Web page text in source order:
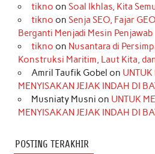
b
o
k
a
r
a
m
o
k
e
r
e
s
t
e
d
I
n
tikno on Soal Ikhlas, Kita
tikno on Senja SEO, Fajar
Berganti Menjadi Mesin Penjawab
tikno on Nusantara di
Konstruksi Maritim, Laut Kita,
Amril Taufik Gobel on UNTUK
MENYISAKAN JEJAK INDAH DI
Musniaty Musni on UNTUK
MENYISAKAN JEJAK INDAH DI
POSTING TERAKHIR